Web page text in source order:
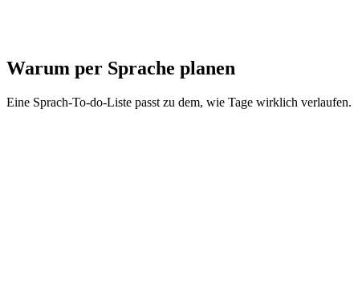
Warum per Sprache planen
Eine Sprach-To-do-Liste passt zu dem, wie Tage wirklich verlaufen.